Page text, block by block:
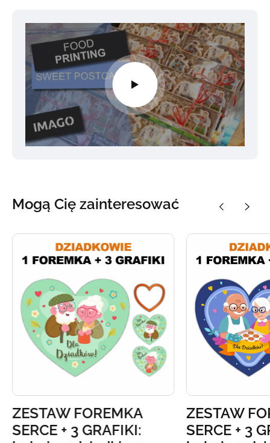
Mogą Cię zainteresować
ZESTAW FOREMKA
SERCE + 3 GRAFIKI:
ZESTAW
SERCE + 3